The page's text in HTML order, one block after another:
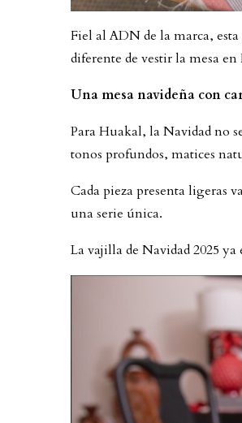
Fiel al ADN de la marca,
diferente de vestir la mesa
Una mesa navideña con
Para Huakal, la Navidad no
tonos profundos, matices
Cada pieza presenta ligeras
una serie única.
La vajilla de Navidad 2025 ya